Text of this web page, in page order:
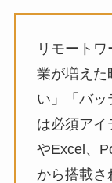
リモート
業が増えた
い」「バッ
は必須アイ
やExcel、
から搭載さ